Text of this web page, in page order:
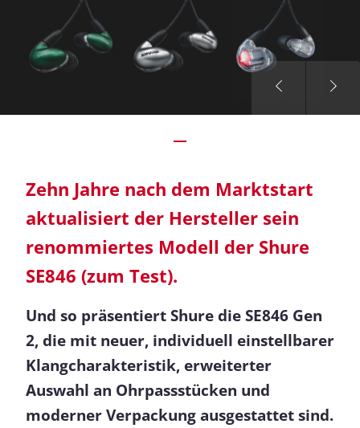
Zehn Jahre nach dem Marktstart
aktualisiert der Hersteller sein
renommiertes Modell der Shure
SE846 (zum Test).
Und so präsentiert Shure die SE846 Gen
2, die mit neuer, individuell einstellbarer
Klangcharakteristik, erweiterter
Auswahl an Ohrpassstücken und
moderner Verpackung ausgestattet sind.